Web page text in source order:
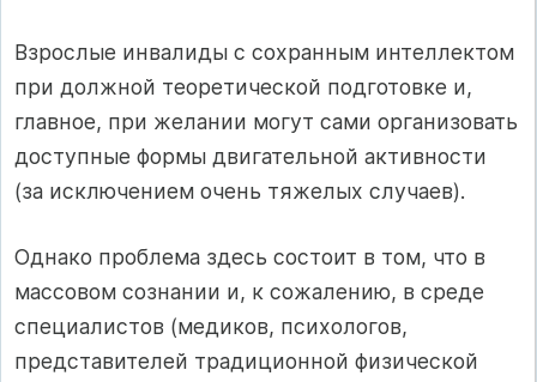
Взрослые инвалиды с сохранным интеллектом
при должной теоретической подготовке и,
главное, при желании могут сами организовать
доступные формы двигательной активности
(за исключением очень тяжелых случаев).
Однако проблема здесь состоит в том, что в
массовом сознании и, к сожалению, в среде
специалистов (медиков, психологов,
представителей традиционной физической